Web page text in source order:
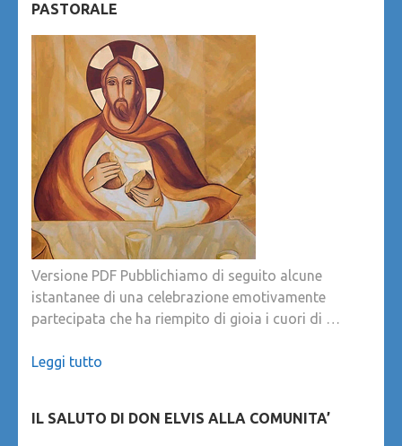
PASTORALE
Versione PDF Pubblichiamo di seguito alcune
istantanee di una celebrazione emotivamente
partecipata che ha riempito di gioia i cuori di …
Leggi tutto
IL SALUTO DI DON ELVIS ALLA COMUNITA’